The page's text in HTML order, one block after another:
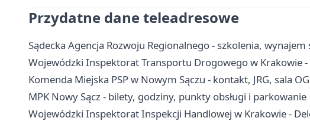
Przydatne dane teleadresowe
Sądecka Agencja Rozwoju Regionalnego - szkolenia,
Wojewódzki Inspektorat Transportu Drogowego w Krakowie -
Komenda Miejska PSP w Nowym Sączu - kontakt, JRG, sala
MPK Nowy Sącz - bilety, godziny, punkty obsługi i parkowanie
Wojewódzki Inspektorat Inspekcji Handlowej w Krakowie -